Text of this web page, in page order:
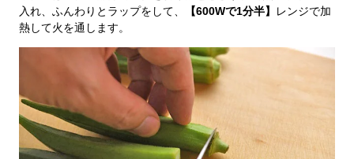
入れ、ふんわりとラップをして、
【600Wで1分半】
レンジで加
熱して火を通します。